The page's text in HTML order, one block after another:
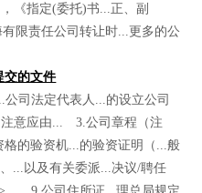
《指定(委托)书...正、副
责任公司转让时...更多的公
交的文件
司法定代表人...的设立公司
意应由... 3.公司章程（注
的验资机...的验资证明（...般
...以及有关委派...决议/聘任